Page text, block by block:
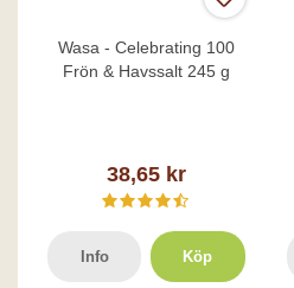
Wasa - Celebrating 100
Frön & Havssalt 245 g
38,65 kr
Info Köp